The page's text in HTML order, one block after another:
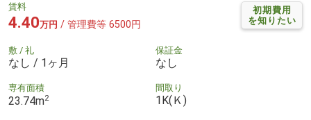
初期費用
を知りたい
賃料
4.40万円 / 管理費等 6500円
敷 / 礼
なし / 1ヶ月
保証金
なし
専有面積
23.74m2
間取り
1K(Ｋ)